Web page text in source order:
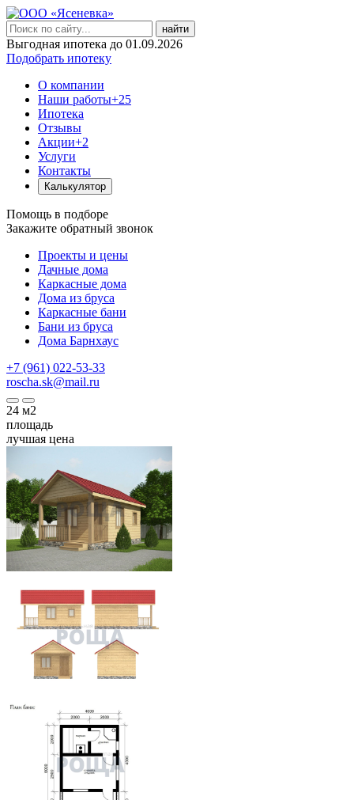
найти
Выгодная ипотека до 01.09.2026
Подобрать ипотеку
О компании
Наши работы+25
Ипотека
Отзывы
Акции+2
Услуги
Контакты
Калькулятор
Помощь в подборе
Закажите обратный звонок
Проекты и цены
Дачные дома
Каркасные дома
Дома из бруса
Каркасные бани
Бани из бруса
Дома Барнхаус
+7 (961) 022-53-33
roscha.sk@mail.ru
24 м2
площадь
лучшая цена